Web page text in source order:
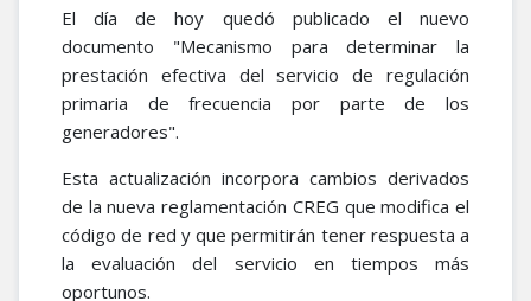
El día de hoy quedó publicado el nuevo
documento "​​Mecanismo para determinar la
prestación efectiva del servicio de regulación
primaria de frecuencia por parte de los
generadores".
Esta actualización incorpora cambios derivados
de la nueva reglamentación CREG que modifica el
código de red y que permitirán tener respuesta a
la evaluación del servicio en tiempos más
oportunos.